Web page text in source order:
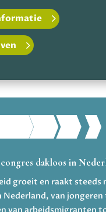
dakloos in
groeit en raakt steeds
Nederland, van